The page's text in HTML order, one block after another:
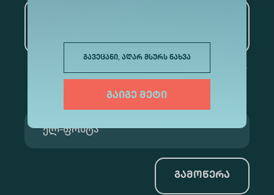
გავეცანი, აღარ მსურს ნახვა
გაიგე მეტი
გამოწერა